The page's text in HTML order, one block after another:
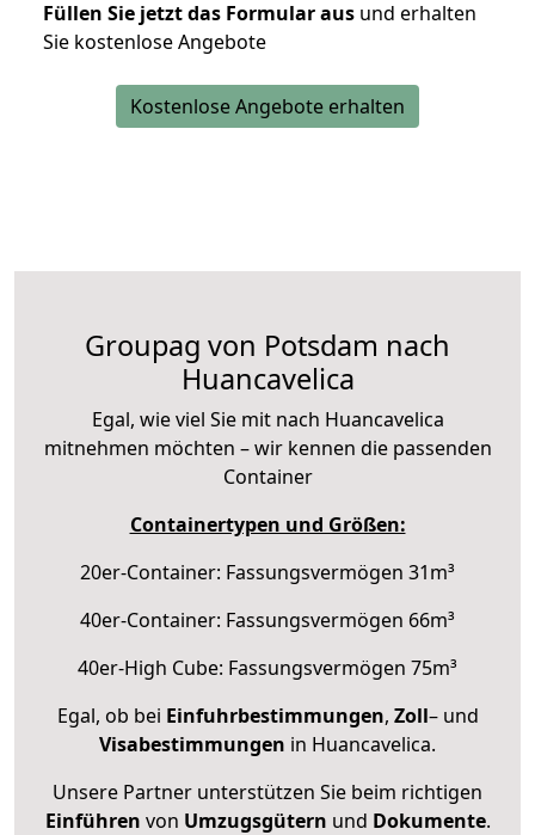
Füllen Sie jetzt das Formular aus und erhalten
Sie kostenlose Angebote
Kostenlose Angebote erhalten
Groupag von Potsdam nach
Huancavelica
Egal, wie viel Sie mit nach Huancavelica
mitnehmen möchten – wir kennen die passenden
Container
Containertypen und Größen:
20er-Container: Fassungsvermögen 31m³
40er-Container: Fassungsvermögen 66m³
40er-High Cube: Fassungsvermögen 75m³
Egal, ob bei Einfuhrbestimmungen, Zoll– und
Visabestimmungen in Huancavelica.
Unsere Partner unterstützen Sie beim richtigen
Einführen von Umzugsgütern und Dokumente.